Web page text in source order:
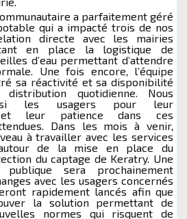
a parfaitement géré
qui a impacté trois de nos
directe avec les mairies
en place la logistique de
d’eau permettant d’attendre
Une fois encore, l’équipe
sa réactivité et sa disponibilité
quotidienne. Nous
les usagers pour leur
et leur patience dans ces
Dans les mois à venir,
à travailler avec les services
autour de la mise en place du
du captage de Keratry. Une
publique sera prochainement
avec les usagers concernés
rapidement lancés afin que
la solution permettant de
normes qui risquent de